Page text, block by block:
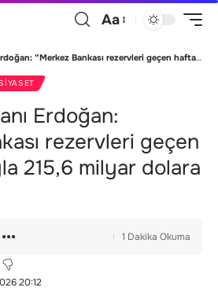
Aa
Bankası rezervleri geçen hafta itibarıyla 215,6 milyar dolara ulaştı”
Erdoğan:
rezervleri geçen
215,6 milyar dolara
20:12
1 Dakika Okuma